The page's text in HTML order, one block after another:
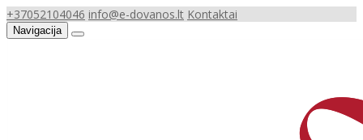
+37052104046 info@e-dovanos.lt Kontaktai
Navigacija